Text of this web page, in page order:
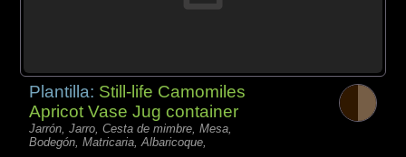
Plantilla: Still-life Camomiles
Apricot Vase Jug container
Jarrón, Jarro, Cesta de mimbre, Mesa,
Bodegón, Matricaria, Albaricoque,